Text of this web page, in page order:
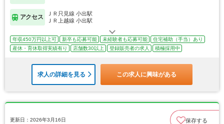
アクセス
ＪＲ只見線 小出駅
ＪＲ上越線 小出駅
年収450万円以上可 新卒も応募可能 未経験者も応募可能
住宅補助（手当）あり
産休・育休取得実績有り
店舗数30以上 登録販売者の求人 積極採用中
求人の詳細を見る この求人に興味がある
更新日：2026年3月16日 保存する